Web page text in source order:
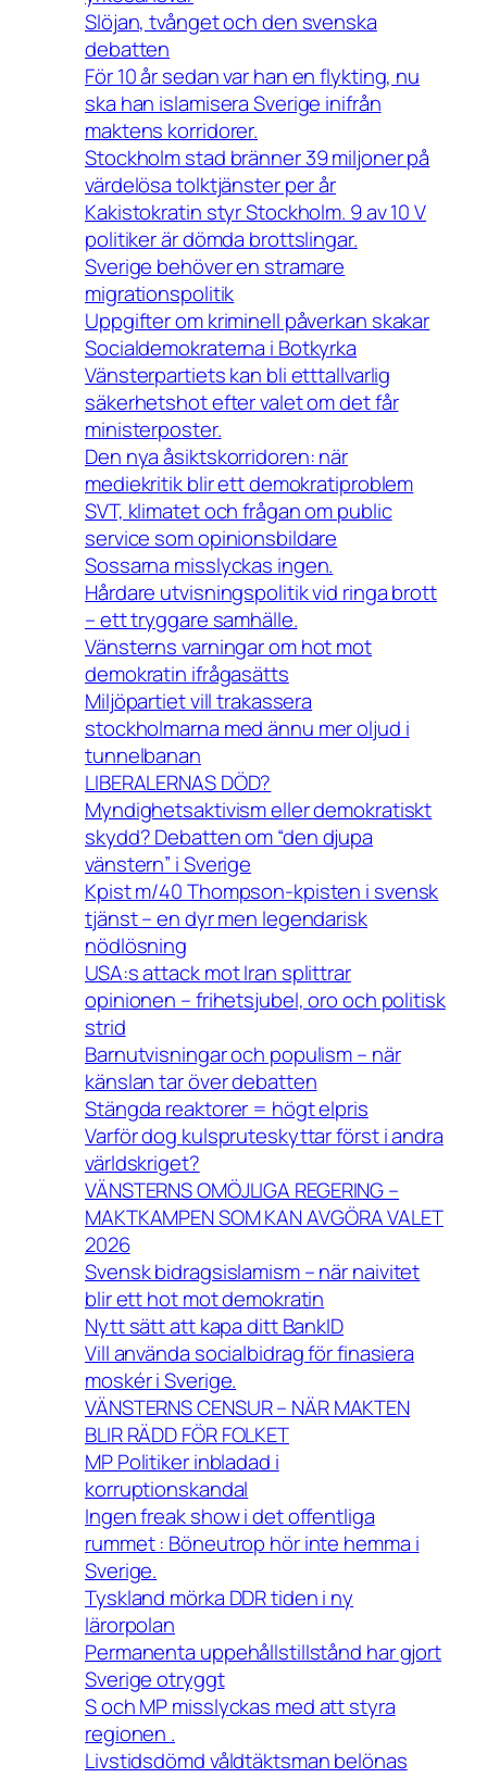
Slöjan, tvånget och den svenska
debatten
För 10 år sedan var han en flykting, nu
ska han islamisera Sverige inifrån
maktens korridorer.
Stockholm stad bränner 39 miljoner på
värdelösa tolktjänster per år
Kakistokratin styr Stockholm. 9 av 10 V
politiker är dömda brottslingar.
Sverige behöver en stramare
migrationspolitik
Uppgifter om kriminell påverkan skakar
Socialdemokraterna i Botkyrka
Vänsterpartiets kan bli etttallvarlig
säkerhetshot efter valet om det får
ministerposter.
Den nya åsiktskorridoren: när
mediekritik blir ett demokratiproblem
SVT, klimatet och frågan om public
service som opinionsbildare
Sossarna misslyckas ingen.
Hårdare utvisningspolitik vid ringa brott
– ett tryggare samhälle.
Vänsterns varningar om hot mot
demokratin ifrågasätts
Miljöpartiet vill trakassera
stockholmarna med ännu mer oljud i
tunnelbanan
LIBERALERNAS DÖD?
Myndighetsaktivism eller demokratiskt
skydd? Debatten om “den djupa
vänstern” i Sverige
Kpist m/40 Thompson-kpisten i svensk
tjänst – en dyr men legendarisk
nödlösning
USA:s attack mot Iran splittrar
opinionen – frihetsjubel, oro och politisk
strid
Barnutvisningar och populism – när
känslan tar över debatten
Stängda reaktorer = högt elpris
Varför dog kulspruteskyttar först i andra
världskriget?
VÄNSTERNS OMÖJLIGA REGERING –
MAKTKAMPEN SOM KAN AVGÖRA VALET
2026
Svensk bidragsislamism – när naivitet
blir ett hot mot demokratin
Nytt sätt att kapa ditt BankID
Vill använda socialbidrag för finasiera
moskér i Sverige.
VÄNSTERNS CENSUR – NÄR MAKTEN
BLIR RÄDD FÖR FOLKET
MP Politiker inbladad i
korruptionskandal
Ingen freak show i det offentliga
rummet : Böneutrop hör inte hemma i
Sverige.
Tyskland mörka DDR tiden i ny
lärorpolan
Permanenta uppehållstillstånd har gjort
Sverige otryggt
S och MP misslyckas med att styra
regionen .
Livstidsdömd våldtäktsman belönas